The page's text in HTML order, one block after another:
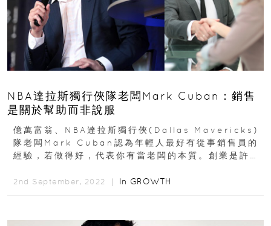
NBA達拉斯獨行俠隊老闆Mark Cuban：銷售
是關於幫助而非說服
億萬富翁、NBA達拉斯獨行俠(Dallas Mavericks)
隊老闆Mark Cuban認為年輕人最好有從事銷售員的
經驗，若做得好，代表你有當老闆的本質。創業是許多
2nd September, 2022 ｜ In GROWTH